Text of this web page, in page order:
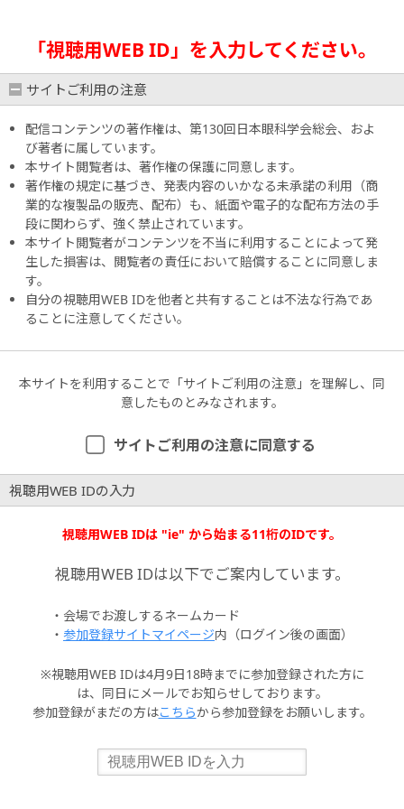
「視聴用WEB ID」を入力してください。
サイトご利用の注意
配信コンテンツの著作権は、第130回日本眼科学会総会、およ
び著者に属しています。
本サイト閲覧者は、著作権の保護に同意します。
著作権の規定に基づき、発表内容のいかなる未承諾の利用（商
業的な複製品の販売、配布）も、紙面や電子的な配布方法の手
段に関わらず、強く禁止されています。
本サイト閲覧者がコンテンツを不当に利用することによって発
生した損害は、閲覧者の責任において賠償することに同意しま
す。
自分の視聴用WEB IDを他者と共有することは不法な行為であ
ることに注意してください。
本サイトを利用することで「サイトご利用の注意」を理解し、同
意したものとみなされます。
サイトご利用の注意に同意する
視聴用WEB IDの入力
視聴用WEB IDは "ie" から始まる11桁のIDです。
視聴用WEB IDは以下でご案内しています。
・会場でお渡しするネームカード
・ 参加登録サイトマイページ内（ログイン後の画面）
※視聴用WEB IDは4月9日18時までに参加登録された方に
は、同日にメールでお知らせしております。
参加登録がまだの方はこちらから参加登録をお願いします。